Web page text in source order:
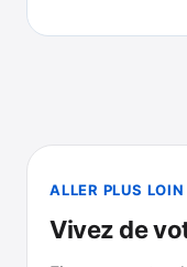
ALLER PLUS
Vivez de